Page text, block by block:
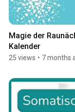
Magie der
Kalender
25 views • 7 months